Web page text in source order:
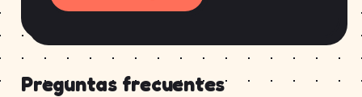
Preguntas frecuentes